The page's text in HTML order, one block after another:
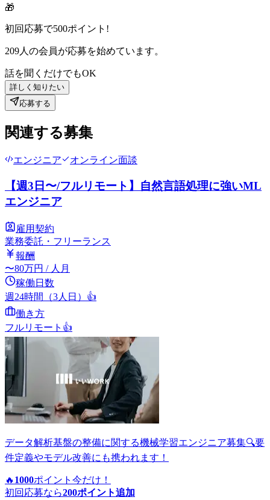
🎁
初回応募で500ポイント!
209人の会員が応募を始めています。
話を聞くだけでもOK
詳しく知りたい
応募する
関連する募集
エンジニア オンライン面談
【週3日〜/フルリモート】自然言語処理に強いML
エンジニア
雇用契約
業務委託・フリーランス
報酬
〜80万円 / 人月
稼働日数
週24時間（3人日） 👍
働き方
フルリモート 👍
データ解析基盤の整備に関する機械学習エンジニア募集🔍要
件定義やモデル改善にも携われます！
🔥 1000ポイント 今だけ！
初回応募なら200ポイント追加